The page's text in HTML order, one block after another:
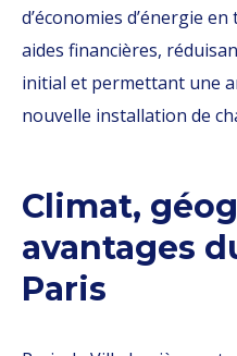
d’économies d’énergie
aides financières,
initial et permettant une
nouvelle installation de
Climat,
avantages
Paris